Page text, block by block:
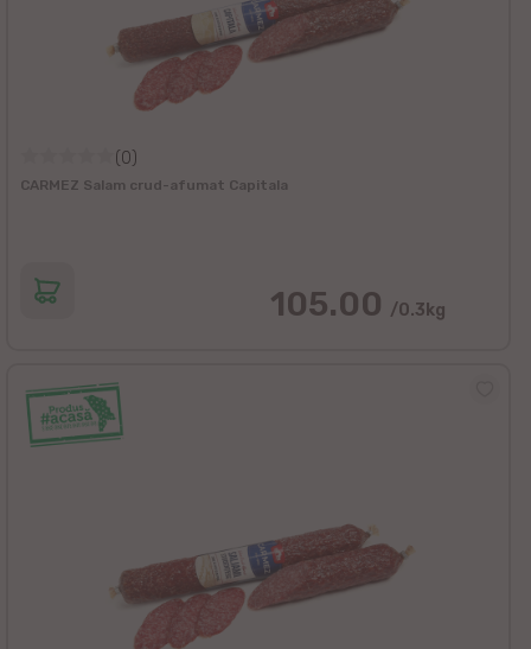
(0)
CARMEZ Salam crud-afumat Capitala
105.00 /0.3kg